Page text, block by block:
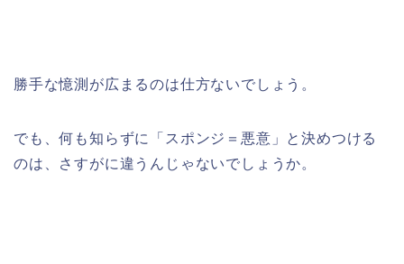
勝手な憶測が広まるのは仕方ないでしょう。
でも、何も知らずに「スポンジ＝悪意」と決めつける
のは、さすがに違うんじゃないでしょうか。